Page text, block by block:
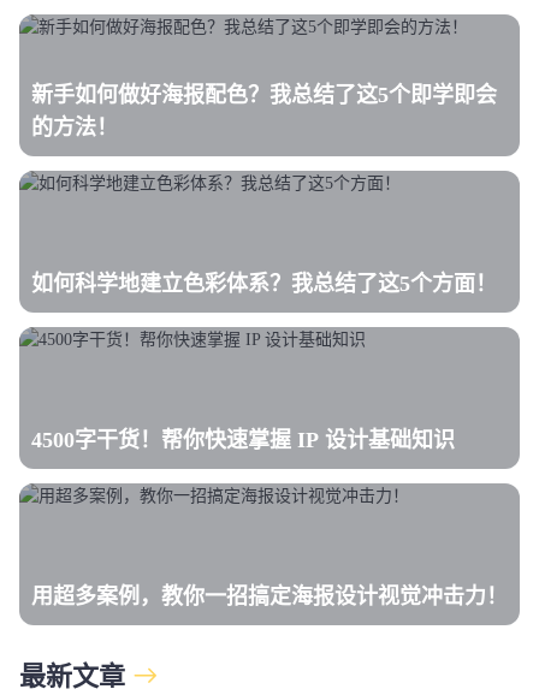
新手如何做好海报配色？我总结了这5个即学即会
的方法！
如何科学地建立色彩体系？我总结了这5个方面！
4500字干货！帮你快速掌握 IP 设计基础知识
用超多案例，教你一招搞定海报设计视觉冲击力！
最新文章